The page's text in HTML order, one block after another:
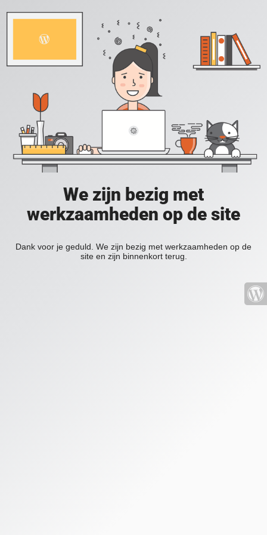
We zijn bezig met
werkzaamheden op de site
Dank voor je geduld. We zijn bezig met werkzaamheden op de
site en zijn binnenkort terug.